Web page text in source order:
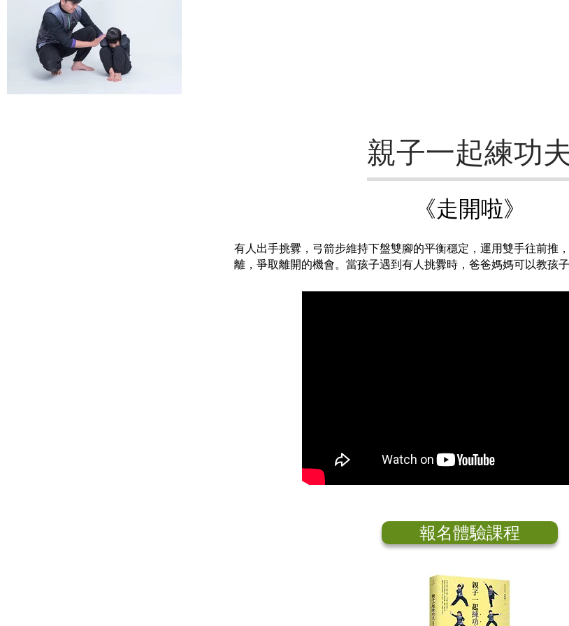
親子一起練功
《走開啦》
有人出手挑釁，弓箭步維持下盤雙腳的平衡穩定，運用雙手往前推
離，爭取離開的機會。當孩子遇到有人挑釁時，爸爸媽媽可以教孩
報名體驗課程